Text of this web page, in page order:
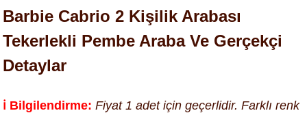
Barbie Cabrio 2 Kişilik Arabası
Tekerlekli Pembe Araba Ve Gerçekçi
Detaylar
ℹ️ Bilgilendirme: Fiyat 1 adet için geçerlidir. Farklı renk